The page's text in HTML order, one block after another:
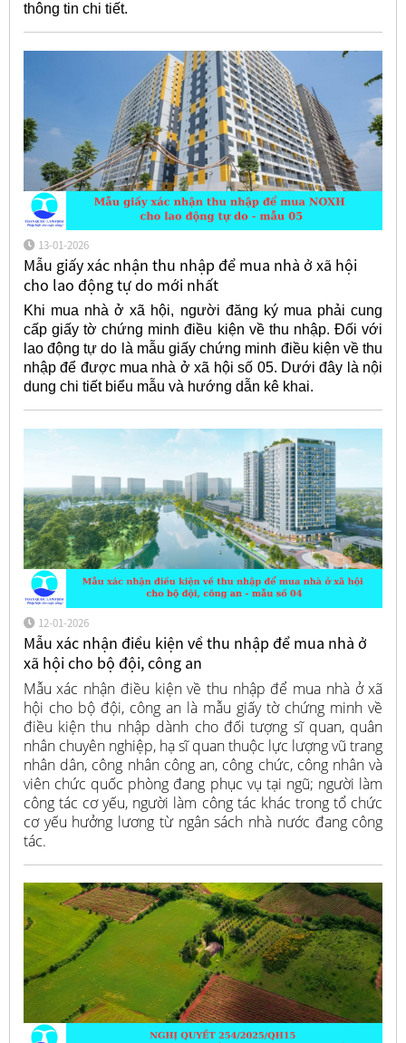
thông tin chi tiết.
13-01-2026
Mẫu giấy xác nhận thu nhập để mua nhà ở xã hội
cho lao động tự do mới nhất
Khi mua nhà ở xã hội, người đăng ký mua phải cung
cấp giấy tờ chứng minh điều kiện về thu nhập. Đối với
lao động tự do là mẫu giấy chứng minh điều kiện về thu
nhập để được mua nhà ở xã hội số 05. Dưới đây là nội
dung chi tiết biểu mẫu và hướng dẫn kê khai.
12-01-2026
Mẫu xác nhận điều kiện về thu nhập để mua nhà ở
xã hội cho bộ đội, công an
Mẫu xác nhận điều kiện về thu nhập để mua nhà ở xã
hội cho bộ đội, công an là mẫu giấy tờ chứng minh về
điều kiện thu nhập dành cho đối tượng sĩ quan, quân
nhân chuyên nghiệp, hạ sĩ quan thuộc lực lượng vũ trang
nhân dân, công nhân công an, công chức, công nhân và
viên chức quốc phòng đang phục vụ tại ngũ; người làm
công tác cơ yếu, người làm công tác khác trong tổ chức
cơ yếu hưởng lương từ ngân sách nhà nước đang công
tác.